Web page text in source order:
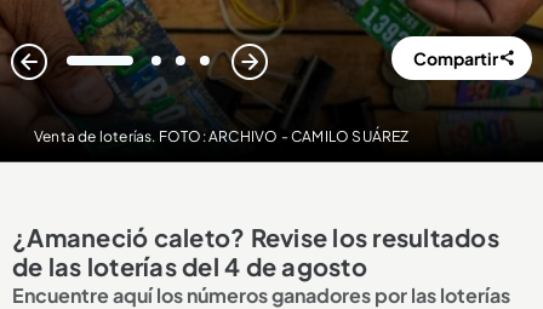
Venta de loterías. FOTO: ARCHIVO - CAMILO SUÁREZ
1 2 3 4 Compartir
¿Amaneció caleto? Revise los resultados
de las loterías del 4 de agosto
Encuentre aquí los números ganadores por las loterías